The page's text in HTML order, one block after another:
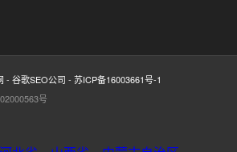
- 谷歌SEO公司 - 苏ICP备16003661号-1
号